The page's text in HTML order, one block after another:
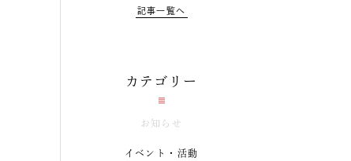
記事一覧へ
カテゴリー
お知らせ
イベント・活動